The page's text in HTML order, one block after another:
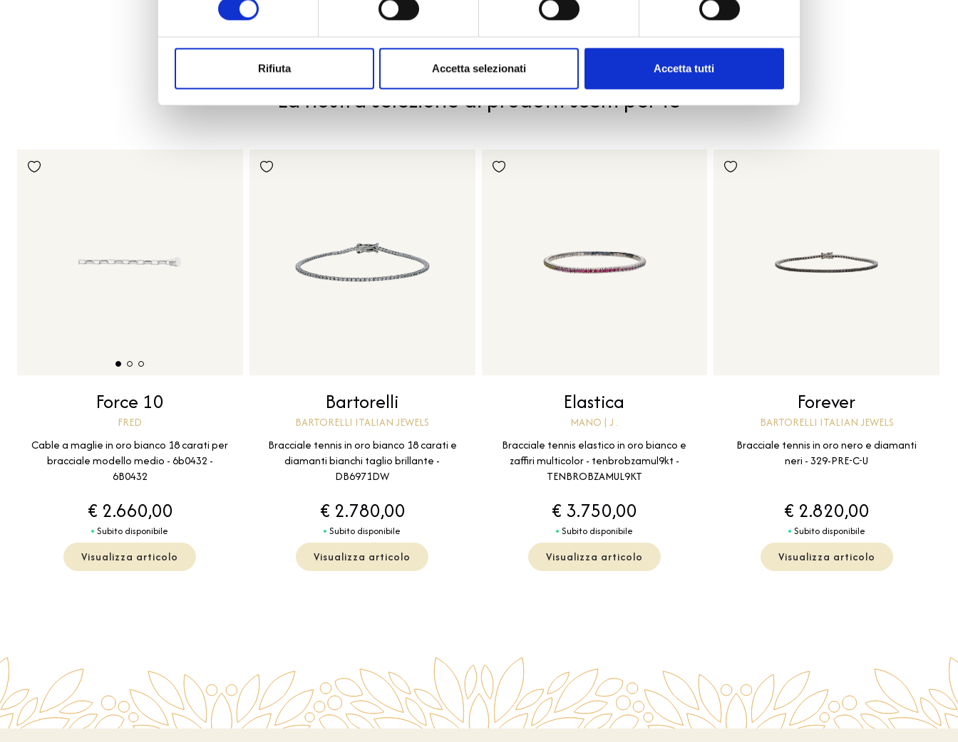
Rifiuta Accetta selezionati Accetta tutti
PRODOTTI SIMILI
La nostra selezione di prodotti scelti per te
Force 10
FRED
Cable a maglie in oro bianco 18 carati per
bracciale modello medio - 6b0432 -
6B0432
€ 2.660,00
Subito disponibile
Visualizza articolo
Bartorelli
BARTORELLI ITALIAN JEWELS
Bracciale tennis in oro bianco 18 carati e
diamanti bianchi taglio brillante -
DB6971DW
€ 2.780,00
Subito disponibile
Visualizza articolo
Elastica
MANO | J .
Bracciale tennis elastico in oro bianco e
zaffiri multicolor - tenbrobzamul9kt -
TENBROBZAMUL9KT
€ 3.750,00
Subito disponibile
Visualizza articolo
Forever
BARTORELLI ITALIAN JEWELS
Bracciale tennis in oro nero e diamanti
neri - 329-PRE-C-U
€ 2.820,00
Subito disponibile
Visualizza articolo